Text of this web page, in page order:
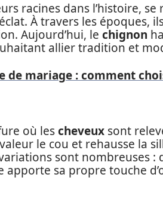
racines dans l’histoire,
À travers les époques,
Aujourd’hui, le chignon
allier tradition et
de mariage : comment
où lescheveux sont
le cou et rehausse la
sont nombreuses :
apporte sa propre touche